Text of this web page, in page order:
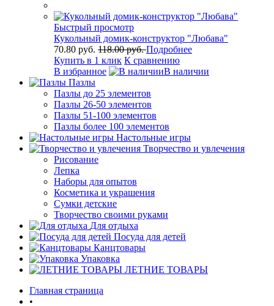
Быстрый просмотр
Кукольный домик-конструктор "Любава"
70.80 руб. 118.00 руб.Подробнее
Купить в 1 клик К сравнению
В избранное
В наличии
Пазлы
Пазлы до 25 элементов
Пазлы 26-50 элементов
Пазлы 51-100 элементов
Пазлы более 100 элементов
Настольные игры
Творчество и увлечения
Рисование
Лепка
Наборы для опытов
Косметика и украшения
Сумки детские
Творчество своими руками
Для отдыха
Посуда для детей
Канцтовары
Упаковка
ЛЕТНИЕ ТОВАРЫ
Главная страница
•